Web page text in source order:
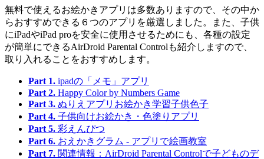
無料で使えるお絵かきアプリは多数ありますので、その中か
らおすすめできる６つのアプリを厳選しました。また、子供
にiPadやiPad proを安全に使用させるためにも、各種の設定
が簡単にできるAirDroid Parental Controlも紹介しますので、
取り入れることをおすすめします。
Part 1. ipadの「メモ」アプリ
Part 2. Happy Color by Numbers Game
Part 3. ぬりえアプリお絵かき学習子供色子
Part 4. 子供向けお絵かき・色塗りアプリ
Part 5. 彩えんぴつ
Part 6. おえかきグラム - アプリで絵画教室
Part 7. 関連情報：AirDroid Parental Controlで子どものデ